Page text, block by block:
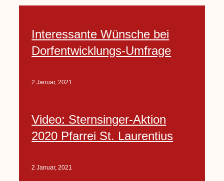
Interessante Wünsche bei
Dorfentwicklungs-Umfrage
2 Januar, 2021
Video: Sternsinger-Aktion
2020 Pfarrei St. Laurentius
2 Januar, 2021